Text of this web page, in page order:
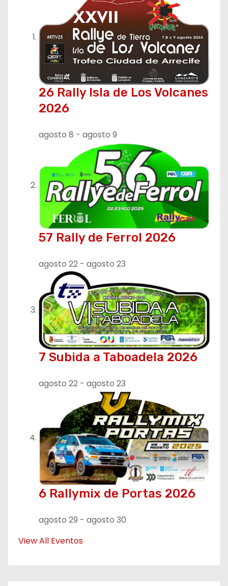
26 Rally Isla de Los Volcanes
2026
agosto 8 - agosto 9
57 Rally de Ferrol 2026
agosto 22 - agosto 23
7 Subida a Taboadela 2026
agosto 22 - agosto 23
6 Rallymix de Portas 2026
agosto 29 - agosto 30
View All Eventos